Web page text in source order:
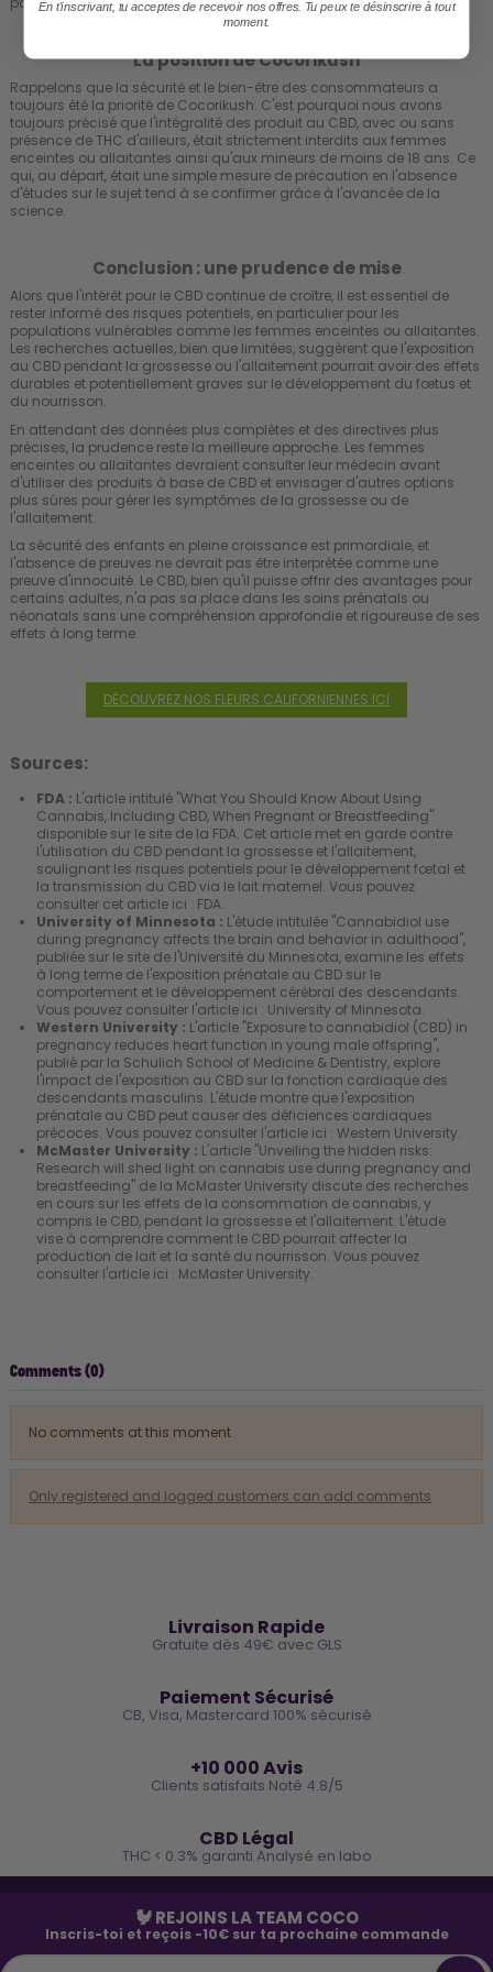
La position de Cocorikush
Rappelons que la sécurité et le bien-être des consommateurs a
toujours été la priorité de Cocorikush. C'est pourquoi nous avons
toujours précisé que l'intégralité des produit au CBD, avec ou sans
présence de THC d'ailleurs, était strictement interdits aux femmes
enceintes ou allaitantes ainsi qu'aux mineurs de moins de 18 ans. Ce
qui, au départ, était une simple mesure de précaution en l'absence
d'études sur le sujet tend à se confirmer grâce à l'avancée de la
science.
Conclusion : une prudence de mise
Alors que l'intérêt pour le CBD continue de croître, il est essentiel de
rester informé des risques potentiels, en particulier pour les
populations vulnérables comme les femmes enceintes ou allaitantes.
Les recherches actuelles, bien que limitées, suggèrent que l'exposition
au CBD pendant la grossesse ou l'allaitement pourrait avoir des effets
durables et potentiellement graves sur le développement du fœtus et
du nourrisson.
En attendant des données plus complètes et des directives plus
précises, la prudence reste la meilleure approche. Les femmes
enceintes ou allaitantes devraient consulter leur médecin avant
d'utiliser des produits à base de CBD et envisager d'autres options
plus sûres pour gérer les symptômes de la grossesse ou de
l'allaitement.
La sécurité des enfants en pleine croissance est primordiale, et
l'absence de preuves ne devrait pas être interprétée comme une
preuve d'innocuité. Le CBD, bien qu'il puisse offrir des avantages pour
certains adultes, n'a pas sa place dans les soins prénatals ou
néonatals sans une compréhension approfondie et rigoureuse de ses
effets à long terme.
DÉCOUVREZ NOS FLEURS CALIFORNIENNES ICI
Sources:
FDA : L'article intitulé "What You Should Know About Using
Cannabis, Including CBD, When Pregnant or Breastfeeding"
disponible sur le site de la FDA. Cet article met en garde contre
l'utilisation du CBD pendant la grossesse et l'allaitement,
soulignant les risques potentiels pour le développement fœtal et
la transmission du CBD via le lait maternel. Vous pouvez
consulter cet article ici : FDA.
University of Minnesota : L'étude intitulée "Cannabidiol use
during pregnancy affects the brain and behavior in adulthood",
publiée sur le site de l'Université du Minnesota, examine les effets
à long terme de l'exposition prénatale au CBD sur le
comportement et le développement cérébral des descendants.
Vous pouvez consulter l'article ici : University of Minnesota.
Western University : L'article "Exposure to cannabidiol (CBD) in
pregnancy reduces heart function in young male offspring",
publié par la Schulich School of Medicine & Dentistry, explore
l'impact de l'exposition au CBD sur la fonction cardiaque des
descendants masculins. L'étude montre que l'exposition
prénatale au CBD peut causer des déficiences cardiaques
précoces. Vous pouvez consulter l'article ici : Western University.
McMaster University : L'article "Unveiling the hidden risks:
Research will shed light on cannabis use during pregnancy and
breastfeeding" de la McMaster University discute des recherches
en cours sur les effets de la consommation de cannabis, y
compris le CBD, pendant la grossesse et l'allaitement. L'étude
vise à comprendre comment le CBD pourrait affecter la
production de lait et la santé du nourrisson. Vous pouvez
consulter l'article ici : McMaster University.
Comments (0)
No comments at this moment
Only registered and logged customers can add comments
Livraison Rapide
Gratuite dès 49€ avec GLS
Paiement Sécurisé
CB, Visa, Mastercard 100% sécurisé
+10 000 Avis
Clients satisfaits Noté 4.8/5
CBD Légal
THC < 0.3% garanti Analysé en labo
🐓 REJOINS LA TEAM COCO
Inscris-toi et reçois -10€ sur ta prochaine commande
En t'inscrivant, tu acceptes de recevoir nos offres. Tu peux te désinscrire à tout
moment.